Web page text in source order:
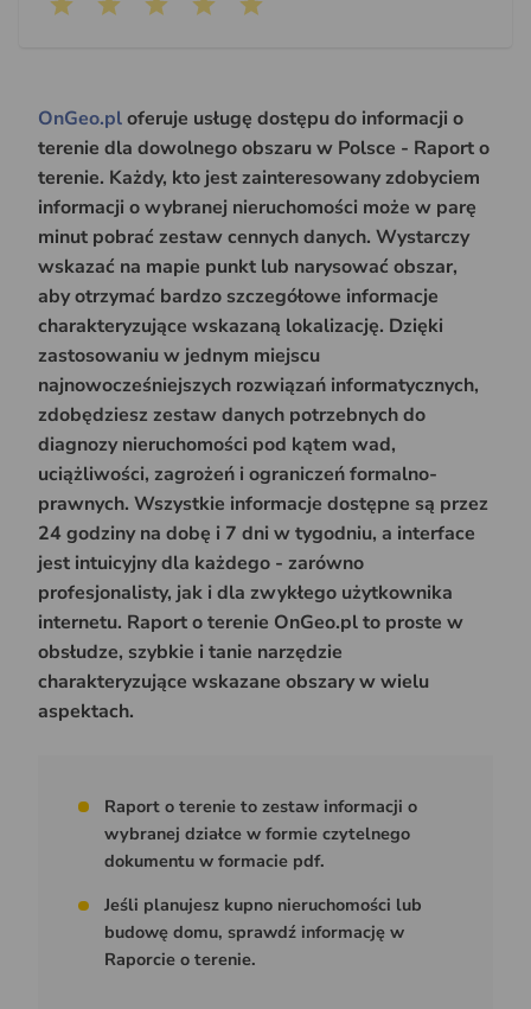
OnGeo.ploferuje usługę dostępu do informacji o
terenie dla dowolnego obszaru w Polsce - Raport o
terenie. Każdy, kto jest zainteresowany zdobyciem
informacji o wybranej nieruchomości może w parę
minut pobrać zestaw cennych danych. Wystarczy
wskazać na mapie punkt lub narysować obszar,
aby otrzymać bardzo szczegółowe informacje
charakteryzujące wskazaną lokalizację. Dzięki
zastosowaniu w jednym miejscu
najnowocześniejszych rozwiązań informatycznych,
zdobędziesz zestaw danych potrzebnych do
diagnozy nieruchomości pod kątem wad,
uciążliwości, zagrożeń i ograniczeń formalno-
prawnych. Wszystkie informacje dostępne są przez
24 godziny na dobę i 7 dni w tygodniu, a interface
jest intuicyjny dla każdego - zarówno
profesjonalisty, jak i dla zwykłego użytkownika
internetu. Raport o terenie OnGeo.pl to proste w
obsłudze, szybkie i tanie narzędzie
charakteryzujące wskazane obszary w wielu
aspektach.
Raport o terenie to zestaw informacji o
wybranej działce w formie czytelnego
dokumentu w formacie pdf.
Jeśli planujesz kupno nieruchomości lub
budowę domu, sprawdź informację w
Raporcie o terenie.